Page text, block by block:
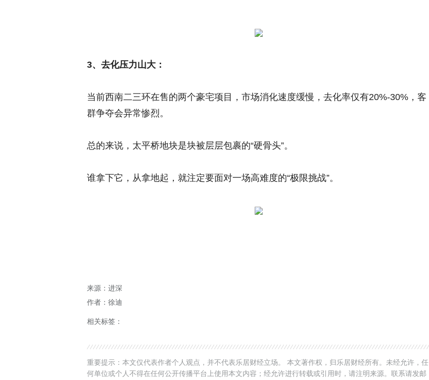
3、去化压力山大：
当前西南二三环在售的两个豪宅项目，市场消化速度缓慢，去化率仅有20%-30%，客
群争夺会异常惨烈。
总的来说，太平桥地块是块被层层包裹的“硬骨头”。
谁拿下它，从拿地起，就注定要面对一场高难度的“极限挑战”。
来源：进深
作者：徐迪
相关标签：
重要提示：本文仅代表作者个人观点，并不代表乐居财经立场。 本文著作权，归乐居财经所有。未经允许，任
何单位或个人不得在任何公开传播平台上使用本文内容；经允许进行转载或引用时，请注明来源。联系请发邮